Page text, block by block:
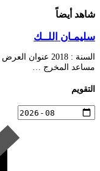
شاهد أيضاً
سليمـان اللــك
السنة : 2018
مساعد المخرج …
التقويم